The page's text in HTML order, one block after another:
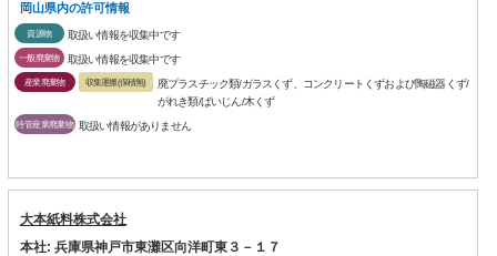
岡山県内の許可情報
資源物 取扱い情報を収集中です
一般廃棄物 取扱い情報を収集中です
産業廃棄物 収集運搬(保積無)
廃プラスチック類/ガラスくず、コンクリートくずおよび陶磁器くず/
がれき類/ばいじん/木くず
特管産業廃棄物 取扱い情報がありません
大本紙料株式会社
本社: 兵庫県神戸市東灘区向洋町東３－１７